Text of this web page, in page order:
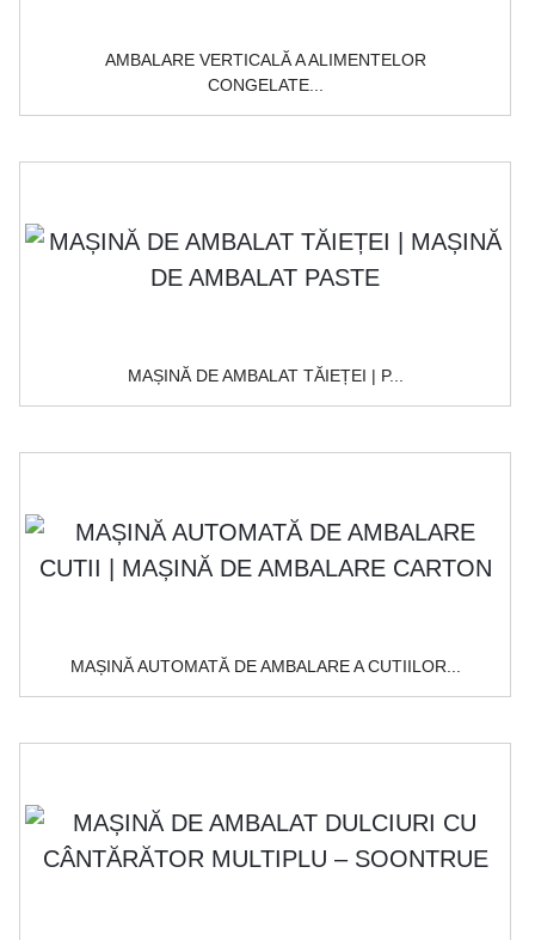
AMBALARE VERTICALĂ A ALIMENTELOR
CONGELATE...
MAȘINĂ DE AMBALAT TĂIEȚEI | P...
MAȘINĂ AUTOMATĂ DE AMBALARE A CUTIILOR...